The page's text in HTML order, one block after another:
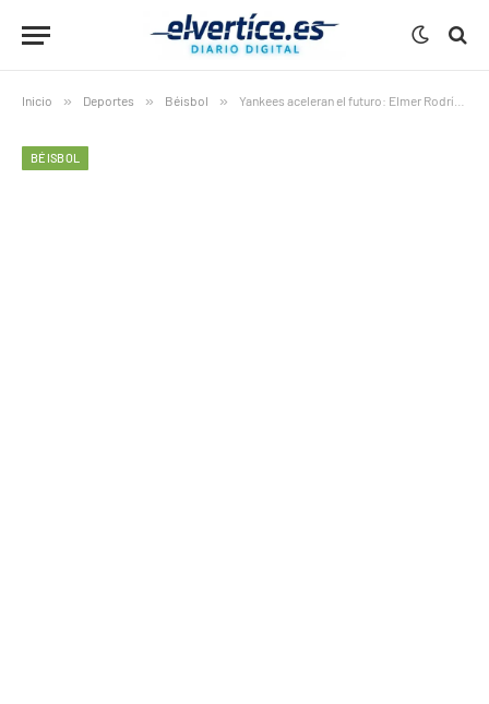
Inicio » Deportes » Béisbol » Yankees aceleran el futuro: Elmer Rodríguez debutará en MLB ante Rangers
BÉISBOL